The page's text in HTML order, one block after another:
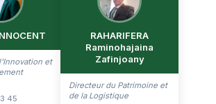
et
45
RAHARIFERA
Raminohajaina
Zafinjoany
Directeur du Patrimoine et
de la Logistique